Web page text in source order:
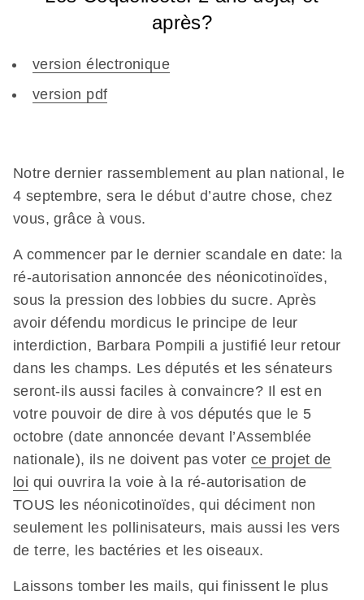
après?
version électronique
version pdf
Notre dernier rassemblement au plan national, le
4 septembre, sera le début d’autre chose, chez
vous, grâce à vous.
A commencer par le dernier scandale en date: la
ré-autorisation annoncée des néonicotinoïdes,
sous la pression des lobbies du sucre. Après
avoir défendu mordicus le principe de leur
interdiction, Barbara Pompili a justifié leur retour
dans les champs. Les députés et les sénateurs
seront-ils aussi faciles à convaincre? Il est en
votre pouvoir de dire à vos députés que le 5
octobre (date annoncée devant l’Assemblée
nationale), ils ne doivent pas voter ce projet de
loi qui ouvrira la voie à la ré-autorisation de
TOUS les néonicotinoïdes, qui déciment non
seulement les pollinisateurs, mais aussi les vers
de terre, les bactéries et les oiseaux.
Laissons tomber les mails, qui finissent le plus